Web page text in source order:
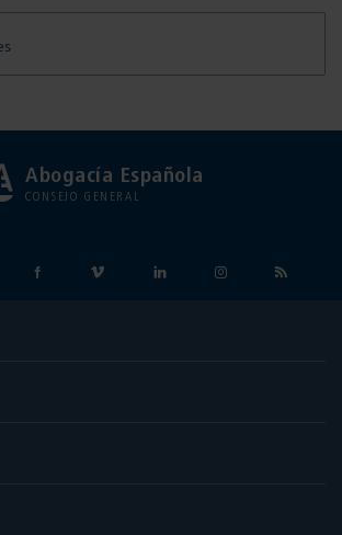
Abogacía Española
CONSEJO GENERAL